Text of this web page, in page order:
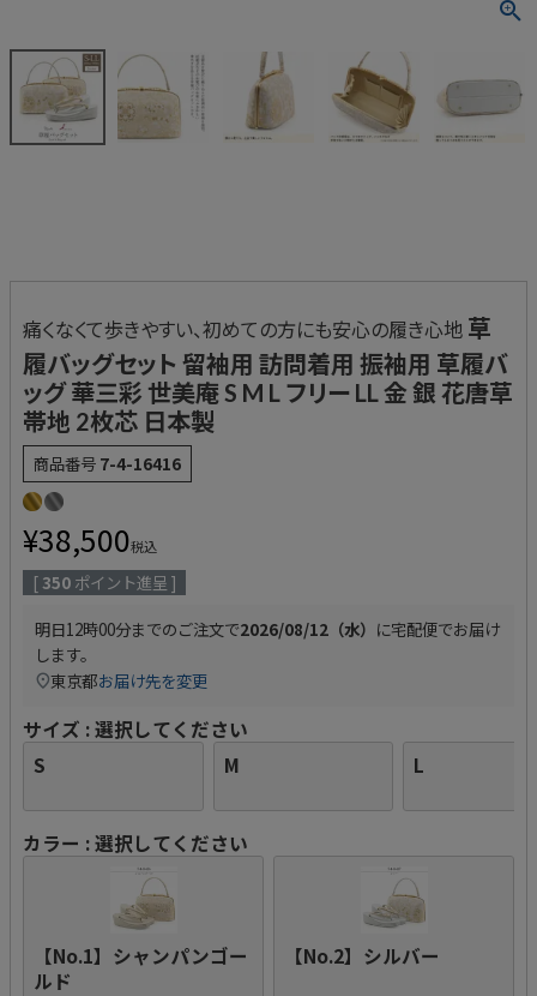
痛くなくて歩きやすい、初めての方にも安心の履き心地 草
履バッグセット 留袖用 訪問着用 振袖用 草履バ
ッグ 華三彩 世美庵 S M L フリー LL 金 銀 花唐草
帯地 2枚芯 日本製
商品番号 7-4-16416
¥38,500税込
[ 350 ポイント進呈 ]
明日12時00分までのご注文で2026/08/12（水） に宅配便でお届け
します。
東京都お届け先を変更
サイズ 選択してください
S
M L
カラー 選択してください
【No.1】シャンパンゴー
ルド
【No.2】シルバー